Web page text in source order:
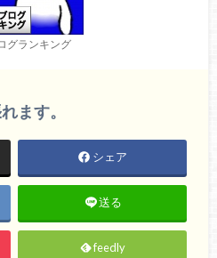
グランキング
ます。
シェア
送る
feedly